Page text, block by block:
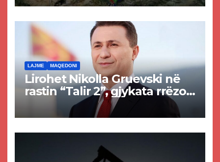
Tetovës nis punimet për
LAJME MAQEDONI
Lirohet Nikolla Gruevski në
rastin “Talir 2”, gjykata rrëzon
akuzat për ndërtimin e
paligjshëm të selisë së